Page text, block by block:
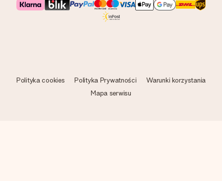
Polityka cookies Polityka Prywatności
Warunki korzystania
Mapa serwisu